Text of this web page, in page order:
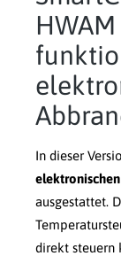
In dieser
ausgestattet.
direkt steuern